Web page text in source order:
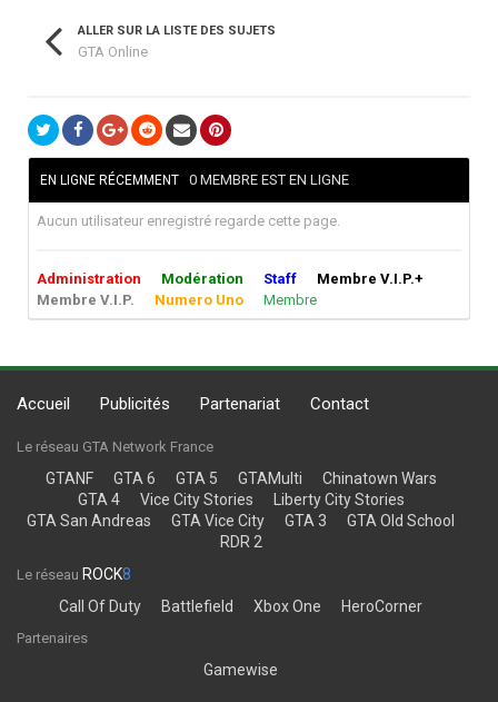
ALLER SUR LA LISTE DES SUJETS
GTA Online
EN LIGNE RÉCEMMENT 0 MEMBRE EST EN LIGNE
Aucun utilisateur enregistré regarde cette page.
Administration Modération Staff
Membre V.I.P.+
Membre V.I.P.
Numero Uno Membre
Accueil Publicités Partenariat Contact
Le réseau GTA Network France
GTANF GTA 6 GTA 5 GTAMulti
Chinatown Wars
GTA 4
Vice City Stories
Liberty City Stories
GTA San Andreas
GTA Vice City GTA 3
GTA Old School
RDR 2
Le réseau ROCK8
Call Of Duty
Battlefield Xbox One HeroCorner
Partenaires
Gamewise